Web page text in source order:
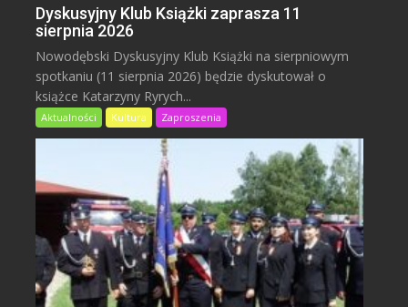
Dyskusyjny Klub Książki zaprasza 11
sierpnia 2026
Nowodębski Dyskusyjny Klub Książki na sierpniowym
spotkaniu (11 sierpnia 2026) będzie dyskutował o
książce Katarzyny Ryrych...
Aktualności Kultura Zaproszenia